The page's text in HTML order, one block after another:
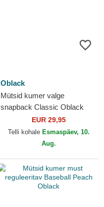
Oblack
Mütsid kumer valge
snapback Classic Oblack
EUR 29,95
Telli kohale Esmaspäev, 10.
Aug.